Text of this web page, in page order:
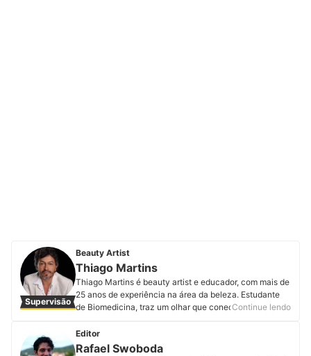
Supervisão
Beauty Artist
Thiago Martins
Thiago Martins é beauty artist e educador, com mais de
25 anos de experiência na área da beleza. Estudante
de Biomedicina, traz um olhar que conecta ciência e
abordagem completa sobre estética e saúde capilar.
Perfil de Thiago Martins
Continue lendo
Editor
Rafael Swoboda